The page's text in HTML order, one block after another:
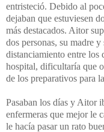
entristeció. Debido al
dejaban que estuviesen
más destacados. Aitor
dos personas, su madre
distanciamiento entre los
hospital, dificultaría que
de los preparativos para
Pasaban los días y Aitor
enfermeras que mejor le
le hacía pasar un rato